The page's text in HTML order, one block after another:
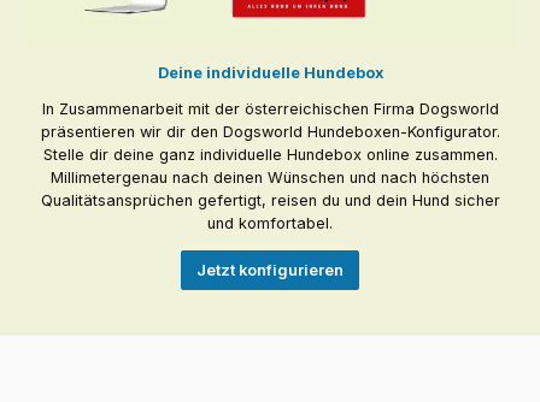
Deine individuelle Hundebox
In Zusammenarbeit mit der österreichischen Firma Dogsworld
präsentieren wir dir den Dogsworld Hundeboxen-Konfigurator.
Stelle dir deine ganz individuelle Hundebox online zusammen.
Millimetergenau nach deinen Wünschen und nach höchsten
Qualitätsansprüchen gefertigt, reisen du und dein Hund sicher
und komfortabel.
Jetzt konfigurieren